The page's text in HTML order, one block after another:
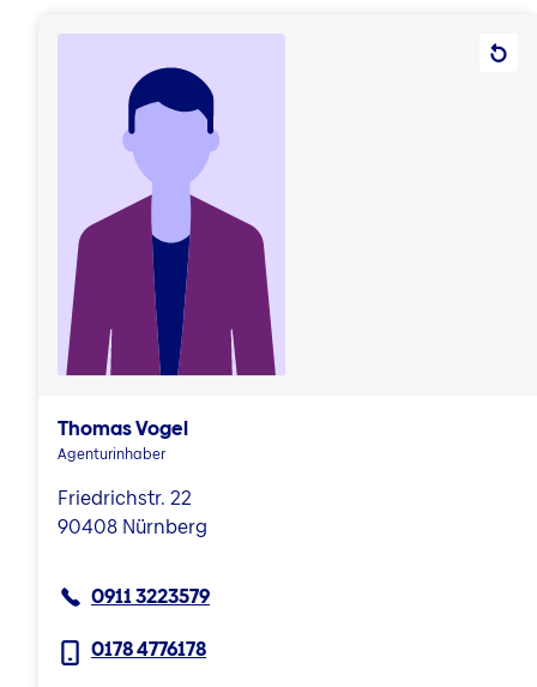
Thomas Vogel
Agenturinhaber
Friedrichstr. 22
90408 Nürnberg
0911 3223579
0178 4776178